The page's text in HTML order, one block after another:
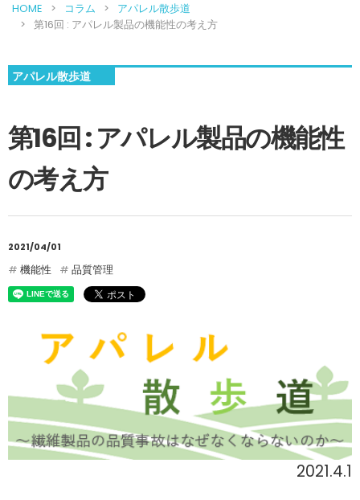
HOME コラム
アパレル散歩道
第16回 : アパレル製品の機能性の考え方
アパレル散歩道
第16回 : アパレル製品の機能性
の考え方
2021/04/01
機能性 品質管理
2021.4.1